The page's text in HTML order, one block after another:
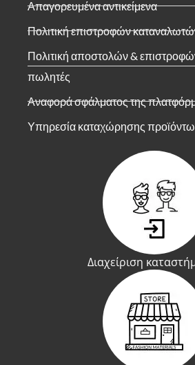
Απαγορευμένα αντικείμενα
Πολιτική επιστροφών
Πολιτική αποστολών &
πωλητές
Αναφορά σφάλματος της
Υπηρεσία καταχώρησης
Διαχείριση